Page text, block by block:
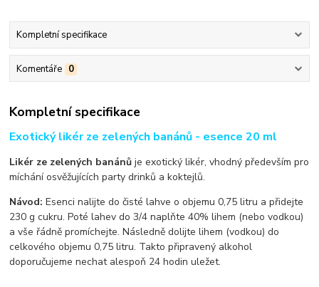
Kompletní specifikace
Komentáře 0
Kompletní specifikace
Exotický likér ze zelených banánů - esence 20 ml
Likér ze zelených banánů je exotický likér, vhodný především pro
míchání osvěžujících party drinků a koktejlů.
Návod: Esenci nalijte do čisté lahve o objemu 0,75 litru a přidejte
230 g cukru. Poté lahev do 3/4 naplňte 40% lihem (nebo vodkou)
a vše řádně promíchejte. Následně dolijte lihem (vodkou) do
celkového objemu 0,75 litru. Takto připravený alkohol
doporučujeme nechat alespoň 24 hodin uležet.